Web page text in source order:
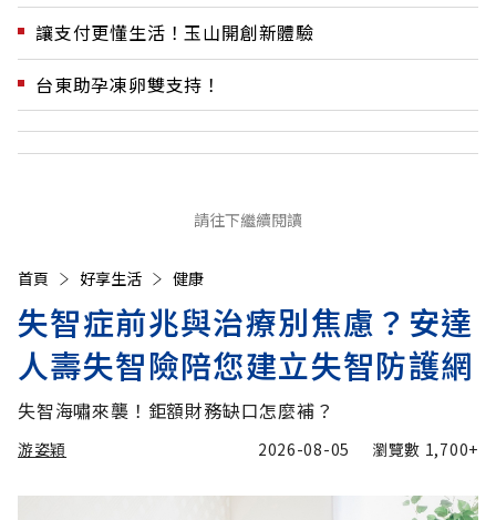
讓支付更懂生活！玉山開創新體驗
台東助孕凍卵雙支持！
請往下繼續閱讀
首頁 好享生活 健康
失智症前兆與治療別焦慮？安達
人壽失智險陪您建立失智防護網
失智海嘯來襲！鉅額財務缺口怎麼補？
游姿穎 2026-08-05 瀏覽數 1,700+